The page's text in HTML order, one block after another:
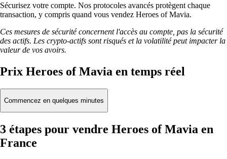
Sécurisez votre compte. Nos protocoles avancés protègent chaque
transaction, y compris quand vous vendez Heroes of Mavia.
Ces mesures de sécurité concernent l'accès au compte, pas la sécurité
des actifs. Les crypto-actifs sont risqués et la volatilité peut impacter la
valeur de vos avoirs.
Prix Heroes of Mavia en temps réel
Commencez en quelques minutes
3 étapes pour vendre Heroes of Mavia en
France